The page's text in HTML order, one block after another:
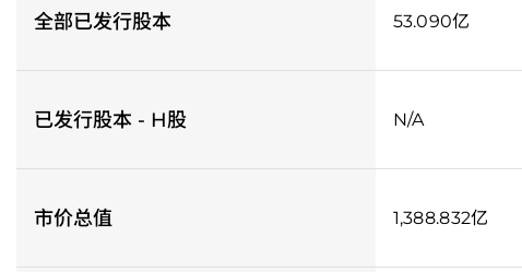
全部已发行股本 53.090亿
已发行股本 - H股 N/A
市价总值 1,388.832亿